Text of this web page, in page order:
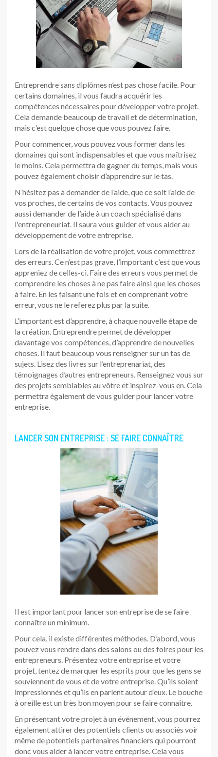
Entreprendre sans diplômes n’est pas chose facile. Pour
certains domaines, il vous faudra acquérir les
compétences nécessaires pour développer votre projet.
Cela demande beaucoup de travail et de détermination,
mais c’est quelque chose que vous pouvez faire.
Pour commencer, vous pouvez vous former dans les
domaines qui sont indispensables et que vous maîtrisez
le moins. Cela permettra de gagner du temps, mais vous
pouvez également choisir d’apprendre sur le tas.
N’hésitez pas à demander de l’aide, que ce soit l’aide de
vos proches, de certains de vos contacts. Vous pouvez
aussi demander de l’aide à un coach spécialisé dans
l'entrepreneuriat. Il saura vous guider et vous aider au
développement de votre entreprise.
Lors de la réalisation de votre projet, vous commettrez
des erreurs. Ce n’est pas grave, l’important c’est que vous
appreniez de celles-ci. Faire des erreurs vous permet de
comprendre les choses à ne pas faire ainsi que les choses
à faire. En les faisant une fois et en comprenant votre
erreur, vous ne le referez plus par la suite.
L’important est d’apprendre, à chaque nouvelle étape de
la création. Entreprendre permet de développer
davantage vos compétences, d’apprendre de nouvelles
choses. Il faut beaucoup vous renseigner sur un tas de
sujets. Lisez des livres sur l’entreprenariat, des
témoignages d’autres entrepreneurs. Renseignez vous sur
des projets semblables au vôtre et inspirez-vous en. Cela
permettra également de vous guider pour lancer votre
entreprise.
LANCER SON ENTREPRISE : SE FAIRE CONNAÎTRE
Il est important pour lancer son entreprise de se faire
connaître un minimum.
Pour cela, il existe différentes méthodes. D’abord, vous
pouvez vous rendre dans des salons ou des foires pour les
entrepreneurs. Présentez votre entreprise et votre
projet, tentez de marquer les esprits pour que les gens se
souviennent de vous et de votre entreprise. Qu’ils soient
impressionnés et qu’ils en parlent autour d’eux. Le bouche
à oreille est un très bon moyen pour se faire connaître.
En présentant votre projet à un événement, vous pourrez
également attirer des potentiels clients ou associés voir
même de potentiels partenaires financiers qui pourront
donc vous aider à lancer votre entreprise. Cela vous